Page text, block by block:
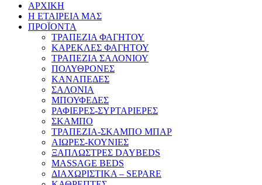
ΑΡΧΙΚΗ
Η ΕΤΑΙΡΕΙΑ ΜΑΣ
ΠΡΟΪΟΝΤΑ
ΤΡΑΠΕΖΙΑ ΦΑΓΗΤΟΥ
ΚΑΡΕΚΛΕΣ ΦΑΓΗΤΟΥ
ΤΡΑΠΕΖΙΑ ΣΑΛΟΝΙΟΥ
ΠΟΛΥΘΡΟΝΕΣ
ΚΑΝΑΠΕΔΕΣ
ΣΑΛΟΝΙΑ
ΜΠΟΥΦΕΔΕΣ
ΡΑΦΙΕΡΕΣ-ΣΥΡΤΑΡΙΕΡΕΣ
ΣΚΑΜΠΟ
ΤΡΑΠΕΖΙΑ-ΣΚΑΜΠΟ ΜΠΑΡ
ΑΙΩΡΕΣ-ΚΟΥΝΙΕΣ
ΞΑΠΛΩΣΤΡΕΣ DAYBEDS
MASSAGE BEDS
ΔΙΑΧΩΡΙΣΤΙΚΑ – SEPARE